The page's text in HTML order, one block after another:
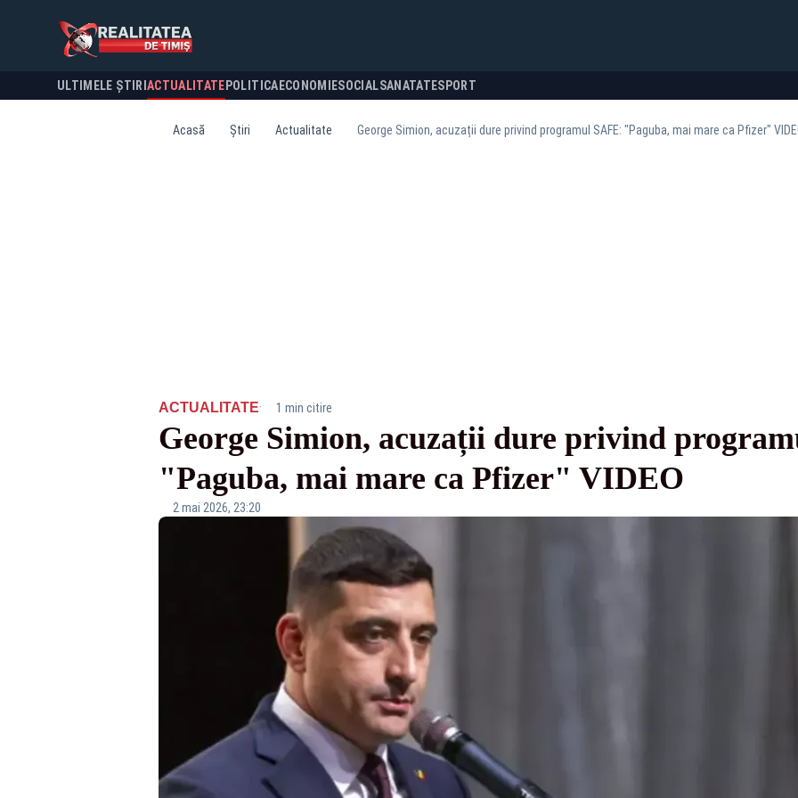
ULTIMELE ȘTIRI ACTUALITATE POLITICA ECONOMIESOCIALSANATATESPORT
Acasă Știri Actualitate George Simion, acuzații dure privind programul SAFE: "Paguba, mai mare ca Pfizer"
ACTUALITATE· 1 min citire
George Simion, acuzații dure privind
"Paguba, mai mare ca Pfizer" VIDEO
2 mai 2026, 23:20